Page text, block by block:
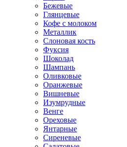
Бежевые
Глянцевые
Кофе с молоком
Металлик
Слоновая кость
Фуксия
Шоколад
Шампань
Оливковые
Оранжевые
Вишневые
Изумрудные
Венге
Ореховые
Янтарные
Сиреневые